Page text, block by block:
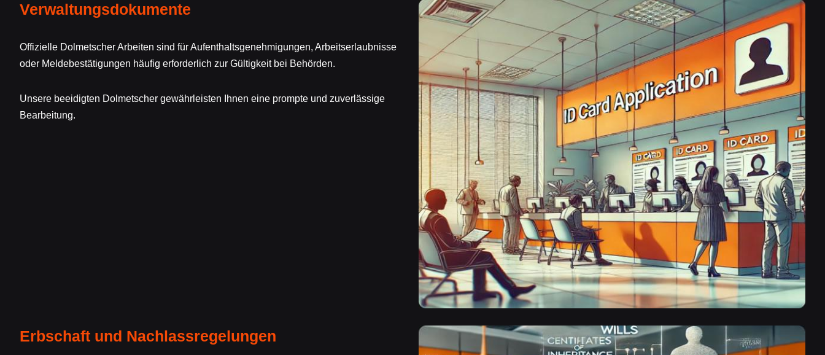
Verwaltungsdokumente
Offizielle Dolmetscher Arbeiten sind für Aufenthaltsgenehmigungen, Arbeitserlaubnisse
oder Meldebestätigungen häufig erforderlich zur Gültigkeit bei Behörden.
Unsere beeidigten Dolmetscher gewährleisten Ihnen eine prompte und zuverlässige
Bearbeitung.
Erbschaft und Nachlassregelungen